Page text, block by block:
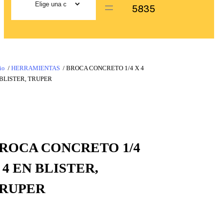
5835
/ HERRAMIENTAS / BROCA CONCRETO 1/4 X 4
TRUPER
CONCRETO 1/4
EN BLISTER,